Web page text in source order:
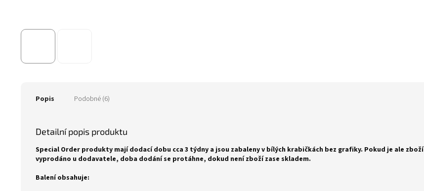
Popis Podobné (6)
Detailní popis produktu
Special Order produkty mají dodací dobu cca 3 týdny a jsou zabaleny v bílých krabičkách bez grafiky. Pokud je ale zboží
vyprodáno u dodavatele, doba dodání se protáhne, dokud není zboží zase skladem.
Balení obsahuje: